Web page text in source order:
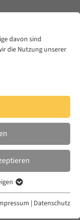
Making of the
davon sind
die Nutzung unserer
Funktionen der
| Datenschutz